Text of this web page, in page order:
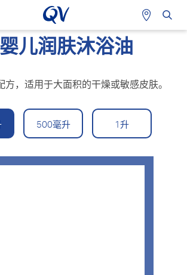
儿润肤沐浴油
方，适用于大面积的干燥或敏感皮肤。
500毫升 1升